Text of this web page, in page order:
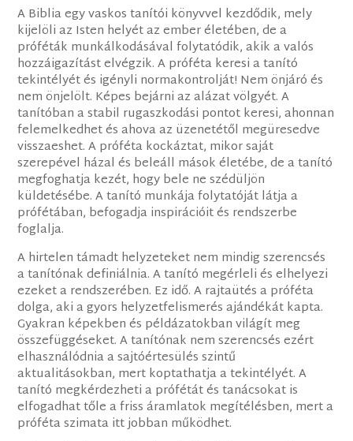
A Biblia egy vaskos tanítói könyvvel kezdődik, mely
kijelöli az Isten helyét az ember életében, de a
próféták munkálkodásával folytatódik, akik a valós
hozzáigazítást elvégzik. A próféta keresi a tanító
tekintélyét és igényli normakontrolját! Nem önjáró és
nem önjelölt. Képes bejárni az alázat völgyét. A
tanítóban a stabil rugaszkodási pontot keresi, ahonnan
felemelkedhet és ahova az üzenetétől megüresedve
visszaeshet. A próféta kockáztat, mikor saját
szerepével házal és beleáll mások életébe, de a tanító
megfoghatja kezét, hogy bele ne szédüljön
küldetésébe. A tanító munkája folytatóját látja a
prófétában, befogadja inspirációit és rendszerbe
foglalja.
A hirtelen támadt helyzeteket nem mindig szerencsés
a tanítónak definiálnia. A tanító megérleli és elhelyezi
ezeket a rendszerében. Ez idő. A rajtaütés a próféta
dolga, aki a gyors helyzetfelismerés ajándékát kapta.
Gyakran képekben és példázatokban világít meg
összefüggéseket. A tanítónak nem szerencsés ezért
elhasználódnia a sajtóértesülés szintű
aktualitásokban, mert koptathatja a tekintélyét. A
tanító megkérdezheti a prófétát és tanácsokat is
elfogadhat tőle a friss áramlatok megítélésben, mert a
próféta szimata itt jobban működhet.